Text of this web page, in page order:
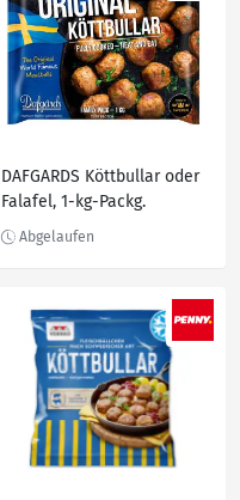
DAFGARDS Köttbullar oder
Falafel, 1-kg-Packg.